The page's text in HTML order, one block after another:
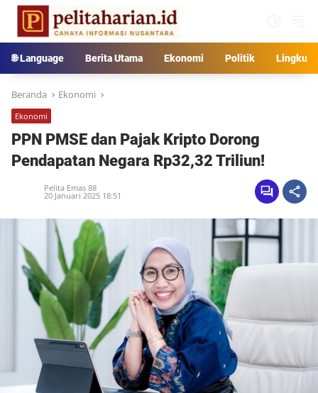
Langsung
konten
🌐 Language Berita Utama Ekonomi Politik
Beranda Ekonomi
Ekonomi
PPN PMSE dan Pajak Kripto Dorong
Pendapatan Negara Rp32,32 Triliun!
Pelita Emas 88
20 Januari 2025 18:51